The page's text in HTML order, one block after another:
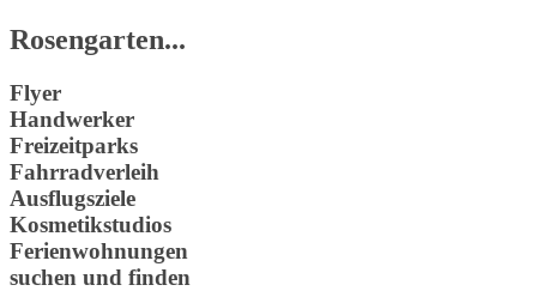
Rosengarten...
Flyer
Handwerker
Freizeitparks
Fahrradverleih
Ausflugsziele
Kosmetikstudios
Ferienwohnungen
suchen und finden